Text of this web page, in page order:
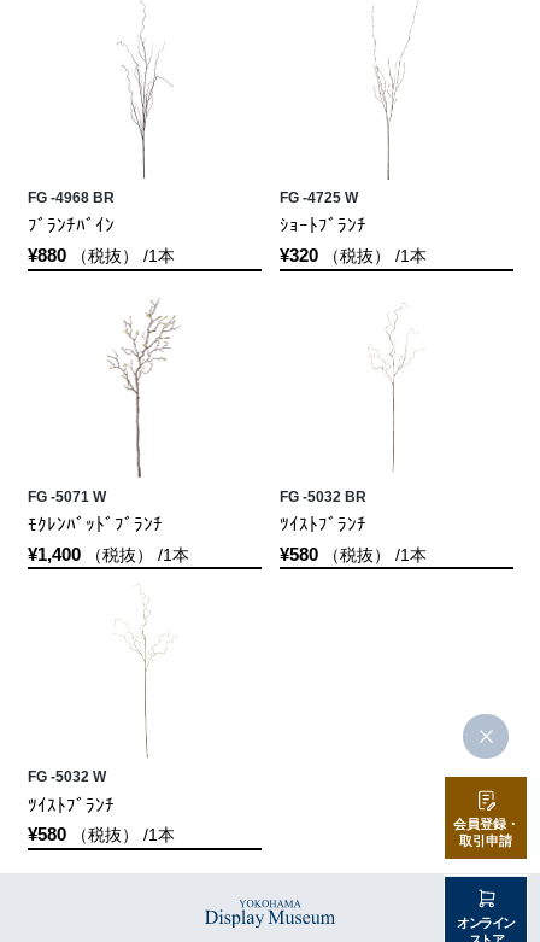
FG -4968 BR
ﾌﾞﾗﾝﾁﾊﾞｲﾝ
¥880（税抜） /1本
FG -4725 W
ｼｮｰﾄﾌﾞﾗﾝﾁ
¥320（税抜） /1本
FG -5071 W
ﾓｸﾚﾝﾊﾞｯﾄﾞﾌﾞﾗﾝﾁ
¥1,400（税抜） /1本
FG -5032 BR
ﾂｲｽﾄﾌﾞﾗﾝﾁ
¥580（税抜） /1本
FG -5032 W
ﾂｲｽﾄﾌﾞﾗﾝﾁ
¥580（税抜） /1本
会員登録・
取引申請
オンライン